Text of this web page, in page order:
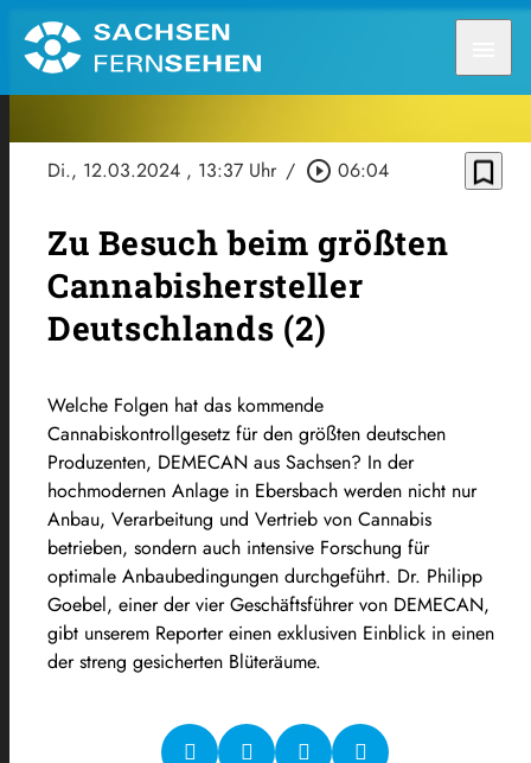
Di., 12.03.2024 , 13:37 Uhr / play_circle_outline 06:04 bookmark_border
Zu Besuch beim größten
Cannabishersteller
Deutschlands (2)
Welche Folgen hat das kommende
Cannabiskontrollgesetz für den größten deutschen
Produzenten, DEMECAN aus Sachsen? In der
hochmodernen Anlage in Ebersbach werden nicht nur
Anbau, Verarbeitung und Vertrieb von Cannabis
betrieben, sondern auch intensive Forschung für
optimale Anbaubedingungen durchgeführt. Dr. Philipp
Goebel, einer der vier Geschäftsführer von DEMECAN,
gibt unserem Reporter einen exklusiven Einblick in einen
der streng gesicherten Blüteräume.